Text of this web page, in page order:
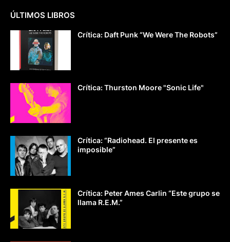
ÚLTIMOS LIBROS
Crítica: Daft Punk “We Were The Robots”
Crítica: Thurston Moore "Sonic Life"
Crítica: “Radiohead. El presente es
imposible”
Crítica: Peter Ames Carlin “Este grupo se
llama R.E.M.”